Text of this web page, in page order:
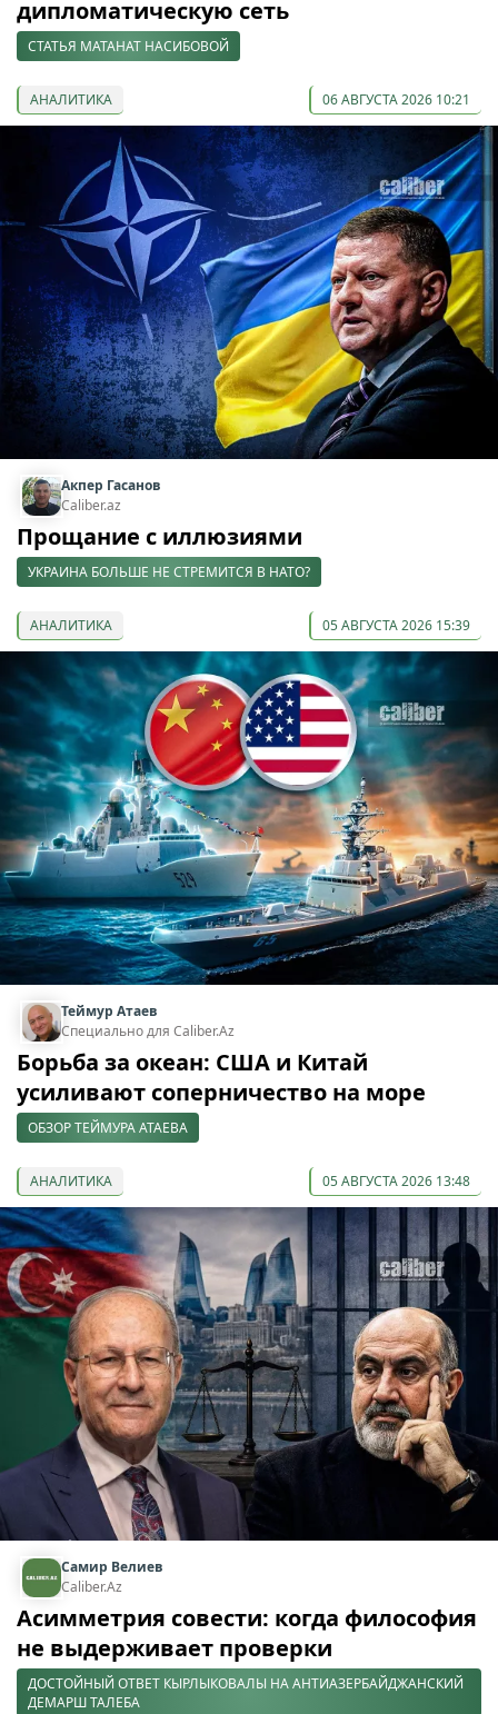
дипломатическую сеть
СТАТЬЯ МАТАНАТ НАСИБОВОЙ
АНАЛИТИКА 06 АВГУСТА 2026 10:21
Акпер Гасанов
Caliber.az
Прощание с иллюзиями
УКРАИНА БОЛЬШЕ НЕ СТРЕМИТСЯ В НАТО?
АНАЛИТИКА 05 АВГУСТА 2026 15:39
Теймур Атаев
Специально для Caliber.Az
Борьба за океан: США и Китай
усиливают соперничество на море
ОБЗОР ТЕЙМУРА АТАЕВА
АНАЛИТИКА 05 АВГУСТА 2026 13:48
Самир Велиев
Caliber.Az
Асимметрия совести: когда философия
не выдерживает проверки
ДОСТОЙНЫЙ ОТВЕТ КЫРЛЫКОВАЛЫ НА АНТИАЗЕРБАЙДЖАНСКИЙ
ДЕМАРШ ТАЛЕБА